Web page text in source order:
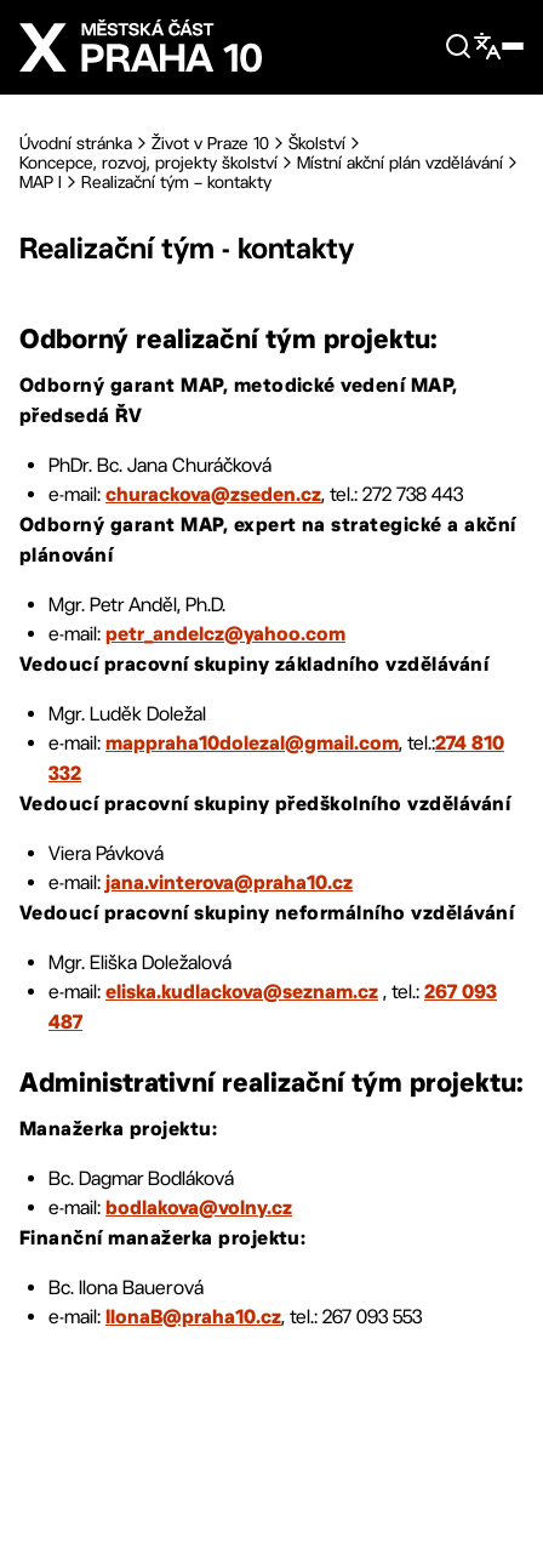
Přejít na hlavní obsah
Úvodní stránka Život v Praze 10
Školství
Koncepce, rozvoj, projekty školství
Místní akční plán vzdělávání
MAP I
Realizační tým – kontakty
Realizační tým - kontakty
Odborný realizační tým projektu:
Odborný garant MAP, metodické vedení MAP,
předsedá ŘV
PhDr. Bc. Jana Churáčková
e-mail: churackova@zseden.cz, tel.: 272 738 443
Odborný garant MAP, expert na strategické a akční
plánování
Mgr. Petr Anděl, Ph.D.
e-mail: petr_andelcz@yahoo.com
Vedoucí pracovní skupiny základního vzdělávání
Mgr. Luděk Doležal
e-mail: mappraha10dolezal@gmail.com, tel.:274 810
332
Vedoucí pracovní skupiny předškolního vzdělávání
Viera Pávková
e-mail: jana.vinterova@praha10.cz
Vedoucí pracovní skupiny neformálního vzdělávání
Mgr. Eliška Doležalová
e-mail: eliska.kudlackova@seznam.cz , tel.: 267 093
487
Administrativní realizační tým projektu:
Manažerka projektu:
Bc. Dagmar Bodláková
e-mail: bodlakova@volny.cz
Finanční manažerka projektu:
Bc. Ilona Bauerová
e-mail:
IlonaB@praha10.cz, tel.: 267 093 553